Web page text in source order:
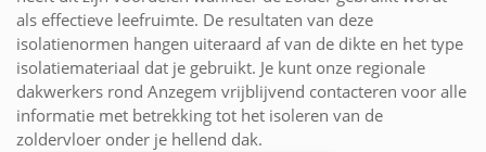
als effectieve leefruimte. De resultaten van deze
isolatienormen hangen uiteraard af van de dikte en het type
isolatiemateriaal dat je gebruikt. Je kunt onze regionale
dakwerkers rond Anzegem vrijblijvend contacteren voor alle
informatie met betrekking tot het isoleren van de
zoldervloer onder je hellend dak.